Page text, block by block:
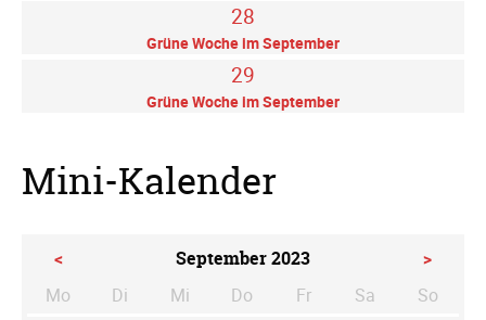
28
Grüne Woche im September
29
Grüne Woche im September
Mini-Kalender
< September 2023
>
Mo
Di enstagMi ttwochDo nnerstag
Fr Sa mstagSo